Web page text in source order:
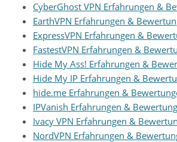
CyberGhost VPN Erfahrungen &
EarthVPN Erfahrungen &
ExpressVPN Erfahrungen &
FastestVPN Erfahrungen &
Hide My Ass! Erfahrungen &
Hide My IP Erfahrungen &
hide.me Erfahrungen &
IPVanish Erfahrungen &
Ivacy VPN Erfahrungen &
NordVPN Erfahrungen &